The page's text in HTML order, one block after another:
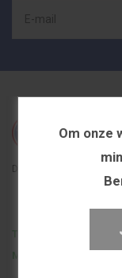
Om onze
De beste en voordeligste
Telefoon
0251 839 447